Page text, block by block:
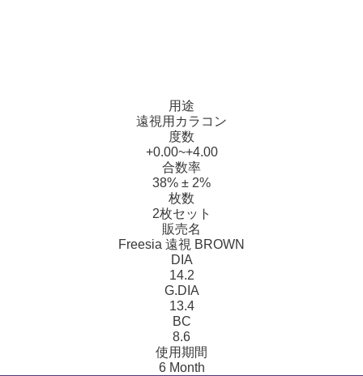
用途
遠視用カラコン
度数
+0.00~+4.00
合数率
38% ± 2%
枚数
2枚セット
販売名
Freesia 遠視 BROWN
DIA
14.2
G.DIA
13.4
BC
8.6
使用期間
6 Month